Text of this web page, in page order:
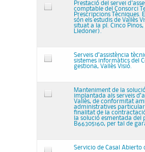
Prestació del servei
comptable del Consorci
Prescripcions
són els estudis de Vallès
situat a la pl. Cinco Pinos,
Lledoner).
Serveis d’assistència
sistemes informàtics del
gestiona, Vallès Visió.
Manteniment de la
implantada als serveis
Vallès, de conformitat
administratives
finalitat de la
la solució esmentada del
B66305160, per tal de
Servicio de Casal Abierto